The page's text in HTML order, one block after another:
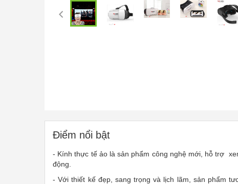
Điểm nổi bật
- Kính thực tế ảo là sản phẩm công nghệ mới, hỗ trợ
động.
- Với thiết kế đẹp, sang trọng và lịch lãm, sản phẩm